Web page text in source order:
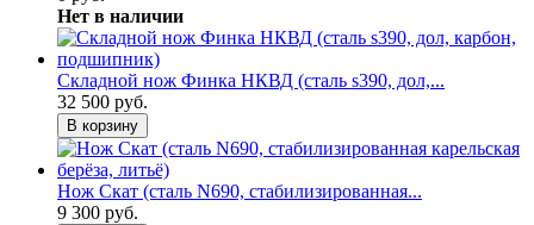
Нет в наличии
Складной нож Финка НКВД (сталь s390, дол,...
32 500 руб.
В корзину
Нож Скат (сталь N690, стабилизированная...
9 300 руб.